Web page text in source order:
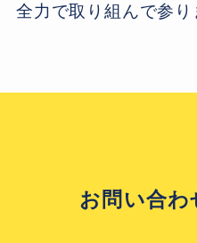
全力で取り組んで参
お問い合わ